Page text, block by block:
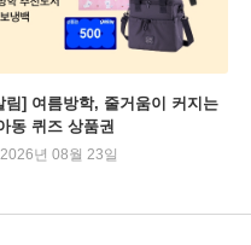
림] 여름방학, 줄거움이 커지는
동 퀴즈 상품권
년 08월 23일